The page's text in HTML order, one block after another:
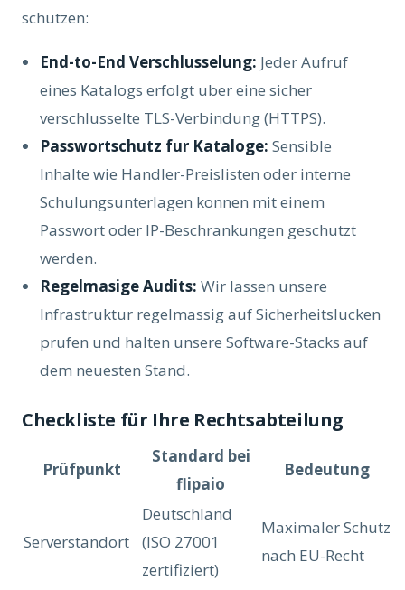
schutzen:
End-to-End Verschlusselung: Jeder Aufruf
eines Katalogs erfolgt uber eine sicher
verschlusselte TLS-Verbindung (HTTPS).
Passwortschutz fur Kataloge: Sensible
Inhalte wie Handler-Preislisten oder interne
Schulungsunterlagen konnen mit einem
Passwort oder IP-Beschrankungen geschutzt
werden.
Regelmasige Audits: Wir lassen unsere
Infrastruktur regelmassig auf Sicherheitslucken
prufen und halten unsere Software-Stacks auf
dem neuesten Stand.
Checkliste für Ihre Rechtsabteilung
Prüfpunkt
Standard bei
flipaio
Bedeutung
Serverstandort
Deutschland
(ISO 27001
zertifiziert)
Maximaler Schutz
nach EU-Recht